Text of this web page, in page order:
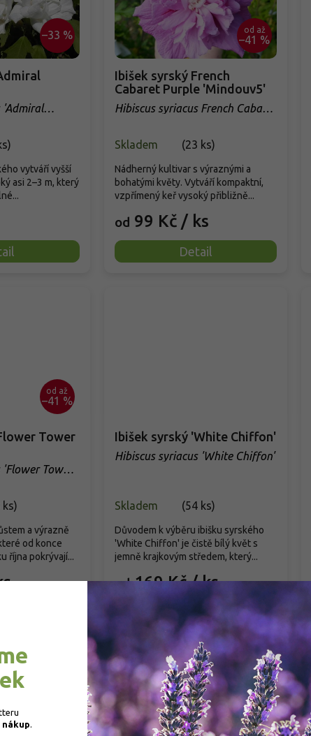
–33 %
'Admiral
)
vytváří vyšší
asi 2–3 m, který
od až
–41 %
Ibišek syrský French
Cabaret Purple 'Mindouv5'
Hibiscus syriacus French Cabaret
Skladem
(23 ks)
od 99 Kč / ks
Detail
Nádherný kultivar s výraznými a
bohatými květy. Vytváří kompaktní,
vzpřímený keř vysoký přibližně...
od až
–41 %
Tower
'Flower Tower
ks)
a výrazně
od konce
října pokrývají...
Ibišek syrský 'White Chiffon'
Hibiscus syriacus 'White Chiffon'
Skladem (54 ks)
od169 Kč/ ks
Detail
Důvodem k výběru ibišku syrského
'White Chiffon' je čistě bílý květ s
jemně krajkovým středem, který...
Akce
nákup.